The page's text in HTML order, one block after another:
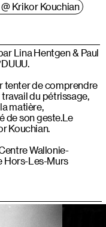
Krikor Kouchian
Lina Hentgen & Paul
tenter de comprendre
du pétrissage,
matière,
de son geste.Le
Kouchian.
Wallonie-
Hors-Les-Murs